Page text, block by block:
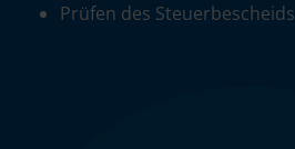
Prüfen des Steuerbescheids